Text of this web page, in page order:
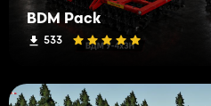
BDM Pack
533